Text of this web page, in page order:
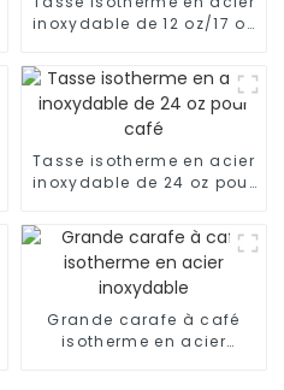
inoxydable de 12 oz/17 oz
Tasse isotherme en acier
inoxydable de 24 oz pour
Grande carafe à café
isotherme en acier